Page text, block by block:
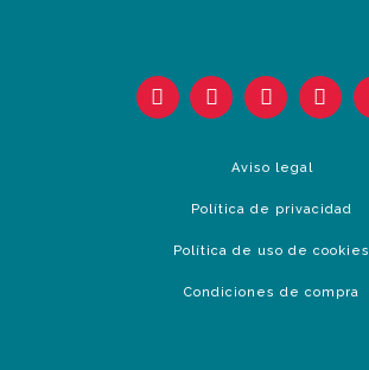
Aviso legal
Política de privacidad
Política de uso de cookies
Condiciones de compra